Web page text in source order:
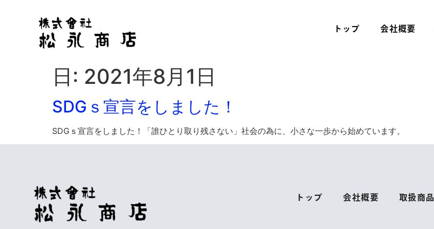
トップ 会社概要
日: 2021年8月1日
SDGｓ宣言をしました！
SDGｓ宣言をしました！「誰ひとり取り残さない」社会の為に、小さな一歩から始めています。
トップ 会社概要 取扱商品